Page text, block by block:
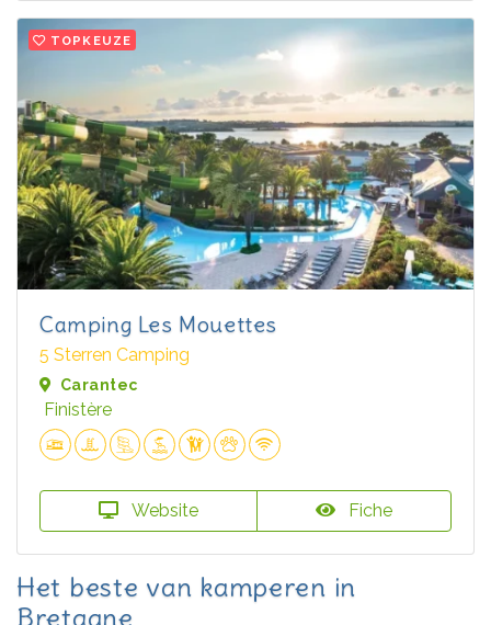
TOPKEUZE
Camping Les Mouettes
5 Sterren Camping
Carantec
Finistère
Website Fiche
Het beste van kamperen in
Bretagne